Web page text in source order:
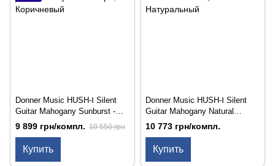
Donner Music HUSH-Ⅰ Silent
Guitar Mahogany Sunburst -
трэвэл гитара
9 899 грн/компл. 10 550 грн
Купить
Donner Music HUSH-Ⅰ Silent
Guitar Mahogany Natural
EC1781
10 773 грн/компл.
Купить